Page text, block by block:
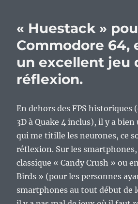
« Huestack »
Commodore 64,
un excellent jeu
réflexion.
En dehors des FPS historiques
3D à Quake 4 inclus), il y a
qui me titille les neurones, ce
réflexion. Sur les
classique « Candy Crush » ou
Birds » (pour les personnes
smartphones au tout début de